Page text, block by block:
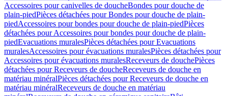
Accessoires pour canivelles de doucheBondes pour douche de
plain-piedPièces détachées pour Bondes pour douche de plain-
piedAccessoires pour bondes pour douche de plain-piedPièces
détachées pour Accessoires pour bondes pour douche de plain-
piedEvacuations muralesPièces détachées pour Evacuations
muralesAccessoires pour évacuations muralesPièces détachées pour
Accessoires pour évacuations muralesReceveurs de douchePièces
détachées pour Receveurs de doucheReceveurs de douche en
matériau minéralPièces détachées pour Receveurs de douche en
matériau minéralReceveurs de douche en matériau